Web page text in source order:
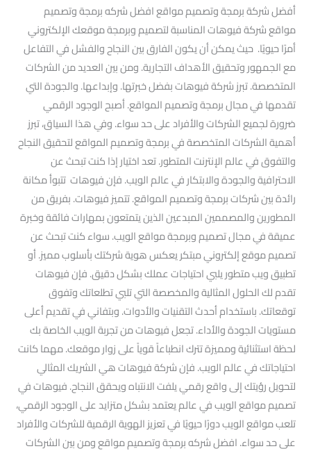
أفضل شركة برمجة وتصميم مواقع افضل شركه برمجة وتصميم
مواقع شركة فيوهات المناسبة لتصميم وبرمجة موقعك الإلكتروني
أمرًا حيويًا. حيث يمكن أن يكون الفارق بين النجاح والفشل في التفاعل
مع الجمهور وتحقيق الأهداف التجارية. ومن بين العديد من الشركات
المتخصصة. تبرز شركة فيوهات بفضل خبرتها. وإبداعها. والجودة التي
تقدمها في مجال برمجة وتصميم المواقع. أصبح الوجود الرقمي
ضرورة لجميع الشركات والأفراد على حد سواء. وفي هذا السياق، تبرز
أهمية الشركات المتخصصة في برمجة وتصميم المواقع لتحقيق النجاح
والتفوق في عالم الإنترنت المتطور. تعد اختيار إذا كنت تبحث عن
الاحترافية والجودة والابتكار في عالم الويب. فإن فيوهات تتبوأ مكانة
رائدة بين شركات برمجة وتصميم المواقع. تتميز فيوهات. بفريق من
المطورين والمصممين المبدعين الذين يتمتعون بمهارات فائقة وخبرة
عميقة في مجال تصميم وبرمجة مواقع الويب. سواء كنت تبحث عن
تصميم موقع إلكتروني مبتكر يعكس هوية شركتك بأسلوب مميز. أو
تطبيق ويب متطور يلبي احتياجات عملك بشكل دقيق. فإن فيوهات
تقدم لك الحلول المثالية والمخصصة التي تلبي تطلعاتك وتفوق
توقعاتك. باستخدام أحدث التقنيات والأدوات. وبتفاني في تقديم أعلى
مستويات الجودة والأداء. تجعل فيوهات من تجربة الويب الخاصة بك
لحظة استثنائية ومميزة تترك انطباعاً قوياً على زوار موقعك. مهما كانت
احتياجاتك في عالم الويب. فإن شركة فيوهات هي الشريك المثالي
لتحويل رؤيتك إلى واقع رقمي يلفت الانتباه ويحقق النجاح. فيوهات في
تصميم مواقع الويب في عالم يعتمد بشكل متزايد على الوجود الرقمي،
تلعب مواقع الويب دورًا حيويًا في تعزيز الهوية الرقمية للشركات والأفراد
على حد سواء. افضل شركه برمجة وتصميم مواقع ومن بين الشركات